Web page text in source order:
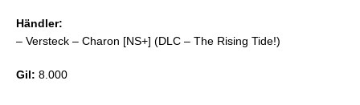
Händler:
– Versteck – Charon [NS+] (DLC – The Rising Tide!)
Gil: 8.000